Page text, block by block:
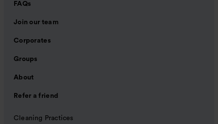
FAQs
Join our team
Corporates
Groups
About
Refer a friend
Cleaning Practices